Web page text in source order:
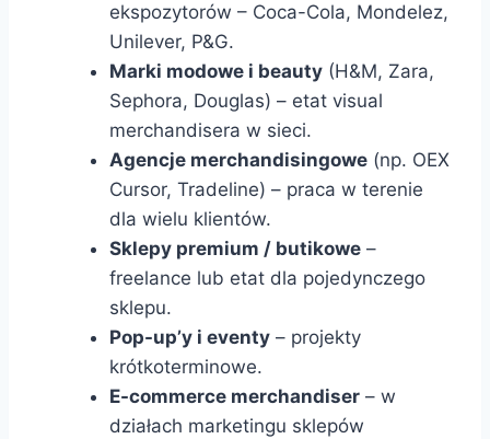
ekspozytorów – Coca-Cola, Mondelez,
Unilever, P&G.
Marki modowe i beauty (H&M, Zara,
Sephora, Douglas) – etat visual
merchandisera w sieci.
Agencje merchandisingowe (np. OEX
Cursor, Tradeline) – praca w terenie
dla wielu klientów.
Sklepy premium / butikowe –
freelance lub etat dla pojedynczego
sklepu.
Pop-up’y i eventy – projekty
krótkoterminowe.
E-commerce merchandiser – w
działach marketingu sklepów